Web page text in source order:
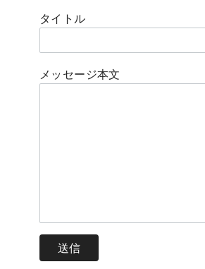
タイトル
メッセージ本文